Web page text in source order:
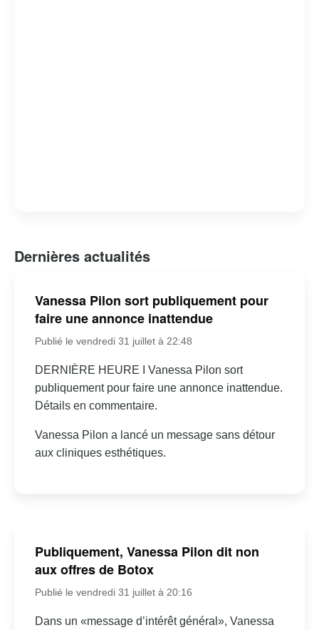
Dernières actualités
Vanessa Pilon sort publiquement pour
faire une annonce inattendue
Publié le vendredi 31 juillet à 22:48
DERNIÈRE HEURE I Vanessa Pilon sort
publiquement pour faire une annonce inattendue.
Détails en commentaire.
Vanessa Pilon a lancé un message sans détour
aux cliniques esthétiques.
Publiquement, Vanessa Pilon dit non
aux offres de Botox
Publié le vendredi 31 juillet à 20:16
Dans un «message d’intérêt général», Vanessa